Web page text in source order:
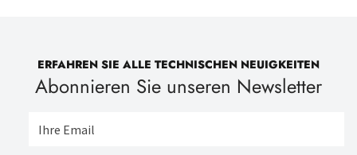
ERFAHREN SIE ALLE TECHNISCHEN NEUIGKEITEN
Abonnieren Sie unseren Newsletter